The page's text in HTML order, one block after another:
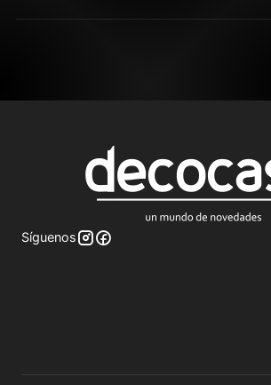
Síguenos